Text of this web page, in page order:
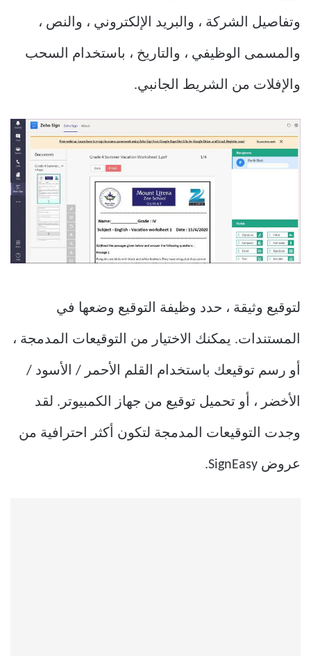
وتفاصيل الشركة ، والبريد الإلكتروني ، والنص ،
والمسمى الوظيفي ، والتاريخ ، باستخدام السحب
والإفلات من الشريط الجانبي.
لتوقيع وثيقة ، حدد وظيفة التوقيع وضعها في
المستندات. يمكنك الاختيار من التوقيعات المدمجة ،
أو رسم توقيعك باستخدام القلم الأحمر / الأسود /
الأخضر ، أو تحميل توقيع من جهاز الكمبيوتر. لقد
وجدت التوقيعات المدمجة لتكون أكثر احترافية من
عروض SignEasy.